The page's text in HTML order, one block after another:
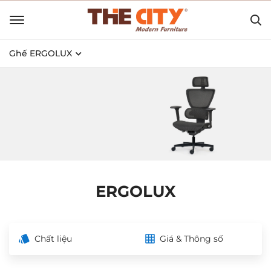
Ghế ERGOLUX
ERGOLUX
Chất liệu Giá & Thông số